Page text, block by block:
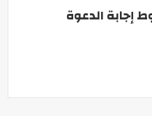
إجابة الدعوة